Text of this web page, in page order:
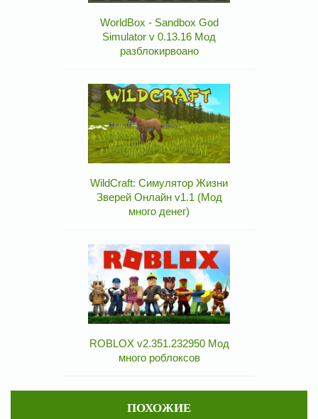
WorldBox - Sandbox God
Simulator v 0.13.16 Мод
разблокирвоано
WildCraft: Симулятор Жизни
Зверей Онлайн v1.1 (Мод
много денег)
ROBLOX v2.351.232950 Мод
много роблоксов
ПОХОЖИЕ